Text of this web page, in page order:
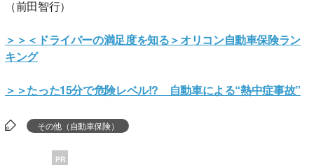
（前田智行）
＞＞＜ドライバーの満足度を知る＞オリコン自動車保険ラン
キング
＞＞たった15分で危険レベル!? 自動車による“熱中症事故”
その他（自動車保険）
PR